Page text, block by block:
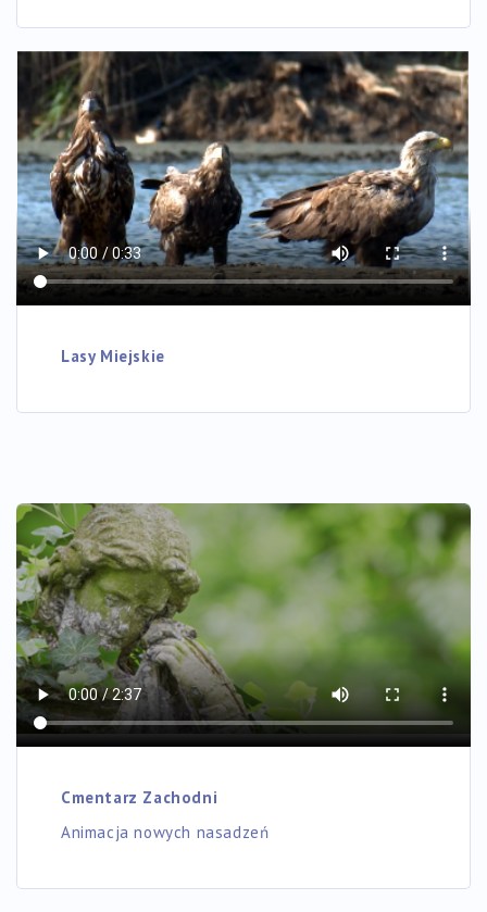
Lasy Miejskie
Cmentarz Zachodni
Animacja nowych nasadzeń